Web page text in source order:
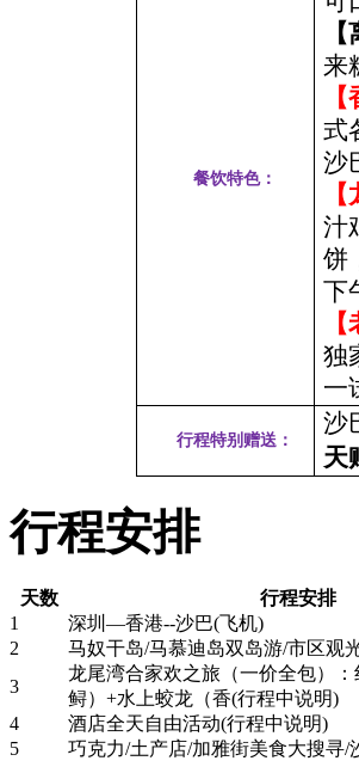
餐饮特色：
来
式
沙
汁
饼
下
独
一
行程特别赠送：
沙
天
行程安排
天数
行程安排
1
深圳—香港--沙巴(飞机)
2
马奴干岛/马慕迪岛双岛游/市区观
3
龙尾湾合家欢之旅（一价全包）
鲟）+水上蛟龙（香(行程中说明)
4
酒店全天自由活动(行程中说明)
5
巧克力/土产店/加雅街美食大搜寻/